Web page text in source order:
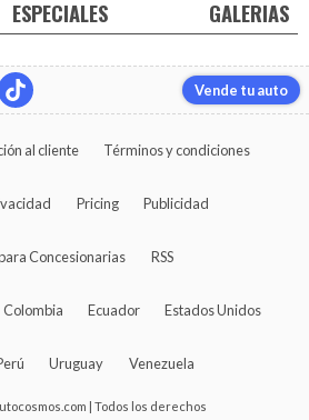
ESPECIALES GALERIAS
Vende tu auto
al cliente Términos y condiciones
Pricing Publicidad
Concesionarias RSS
Colombia Ecuador Estados Unidos
Uruguay Venezuela
| Todos los derechos